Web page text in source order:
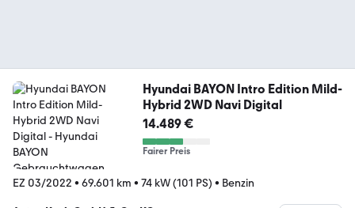
Hyundai BAYON Intro Edition Mild-
Hybrid 2WD Navi Digital
14.489 €
Fairer Preis
EZ 03/2022 • 69.601 km • 74 kW (101 PS) • Benzin